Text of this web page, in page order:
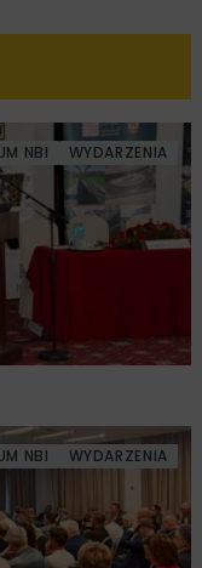
NBI WYDARZENIA
NBI WYDARZENIA